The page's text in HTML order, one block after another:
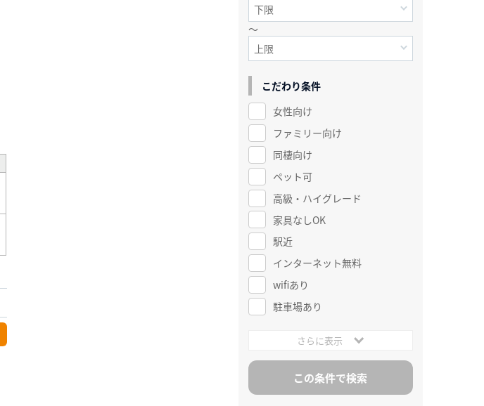
～
こだわり条件
女性向け
ファミリー向け
同棲向け
ペット可
高級・ハイグレード
家具なしOK
駅近
インターネット無料
wifiあり
駐車場あり
さらに表示